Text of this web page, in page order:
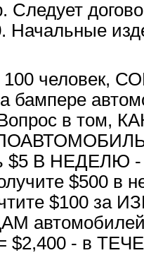
Следует
Начальные
человек,
бампере
Вопрос в
$5 В НЕДЕЛЮ -
$500 в
$100 за
= $2,400 - в